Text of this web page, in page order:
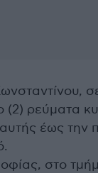
(2) ρεύματα
έως την
στο